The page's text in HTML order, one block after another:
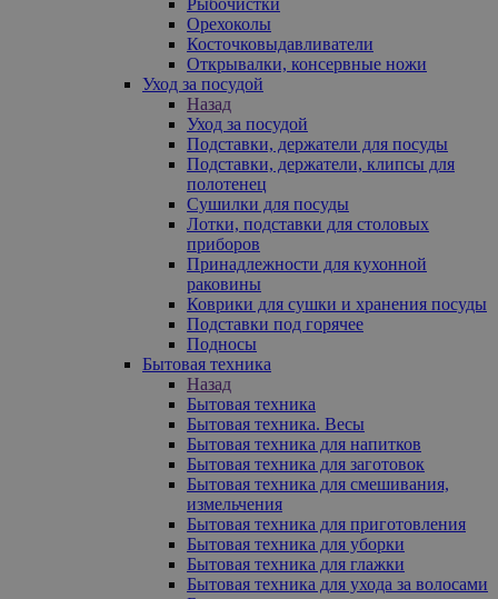
Орехоколы
Косточковыдавливатели
Открывалки, консервные ножи
Уход за посудой
Назад
Уход за посудой
Подставки, держатели для посуды
Подставки, держатели, клипсы для
полотенец
Сушилки для посуды
Лотки, подставки для столовых
приборов
Принадлежности для кухонной
раковины
Коврики для сушки и хранения посуды
Подставки под горячее
Подносы
Бытовая техника
Назад
Бытовая техника
Бытовая техника. Весы
Бытовая техника для напитков
Бытовая техника для заготовок
Бытовая техника для смешивания,
измельчения
Бытовая техника для приготовления
Бытовая техника для уборки
Бытовая техника для глажки
Бытовая техника для ухода за волосами